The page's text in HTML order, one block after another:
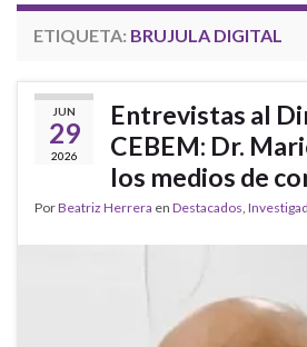
ETIQUETA: BRUJULA DIGITAL
JUN
29
2026
Entrevistas al
CEBEM: Dr.
los medios de
PorBeatriz Herrera en Destacados,